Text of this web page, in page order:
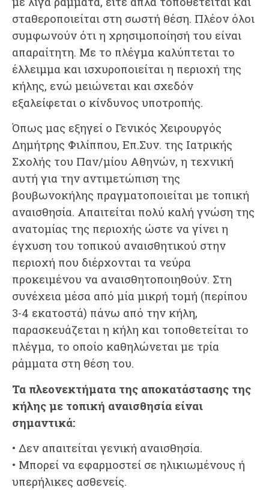
σταθεροποιείται στη σωστή θέση. Πλέον όλοι
συμφωνούν ότι η χρησιμοποίησή του είναι
απαραίτητη. Με το πλέγμα καλύπτεται το
έλλειμμα και ισχυροποιείται η περιοχή της
κήλης, ενώ μειώνεται και σχεδόν
εξαλείφεται ο κίνδυνος υποτροπής.
​Όπως μας εξηγεί ο Γενικός Χειρουργός
Δημήτρης Φιλίππου, Επ.Συν. της Ιατρικής
Σχολής του Παν/μίου Αθηνών, η τεχνική
αυτή για την αντιμετώπιση της
βουβωνοκήλης πραγματοποιείται με τοπική
αναισθησία. Απαιτείται πολύ καλή γνώση της
ανατομίας της περιοχής ώστε να γίνει η
έγχυση του τοπικού αναισθητικού στην
περιοχή που διέρχονται τα νεύρα
προκειμένου να αναισθητοποιηθούν. Στη
συνέχεια μέσα από μία μικρή τομή (περίπου
3-4 εκατοστά) πάνω από την κήλη,
παρασκευάζεται η κήλη και τοποθετείται το
πλέγμα, το οποίο καθηλώνεται με τρία
ράμματα στη θέση του.
Τα πλεονεκτήματα της αποκατάστασης της
κήλης με τοπική αναισθησία είναι
σημαντικά:
• Δεν απαιτείται γενική αναισθησία.
• Μπορεί να εφαρμοστεί σε ηλικιωμένους ή
υπερήλικες ασθενείς.